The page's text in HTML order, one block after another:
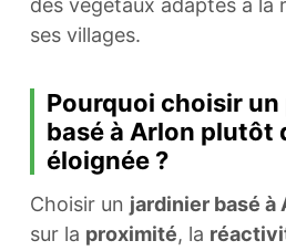
des végétaux adaptés à la
ses villages.
Pourquoi choisir
basé à Arlon plutôt
éloignée ?
Choisir un jardinier basé à
sur la proximité, la